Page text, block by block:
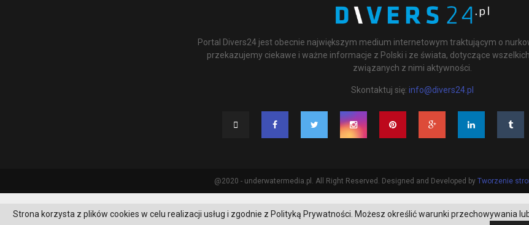
Portal Divers24 jest obecnie największym medium internetowym traktującym o
przekazujemy ciekawe i ważne informacje z Polski i ze świata, dotyczące
związanych z nimi aktywności.
Skontaktuj się: info@divers24.pl
@2020 - underwatermedia.pl. All Right Reserved. Designed and Developed by Tworzenie
Strona korzysta z plików cookies w celu realizacji usług i zgodnie z Polityką Prywatności. Możesz określić warunki przechowywania